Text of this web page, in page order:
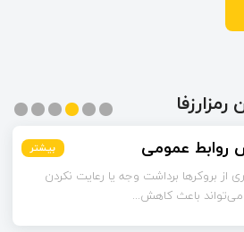
بیشتر
بیشتر روابط عمومی بیشتر
از بروکرها برداشت وجه یا رعایت نکردن
باعث کاهش...
بیشتر
بیشتر
بیشتر